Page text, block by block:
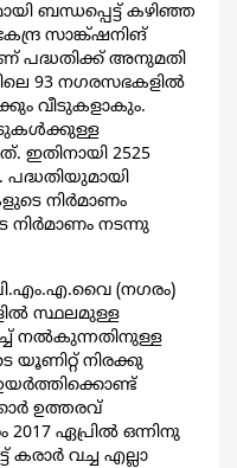
ബന്ധപ്പെട്ട് കഴിഞ്ഞ
സാങ്ക്ഷനിങ്
പദ്ധതിക്ക് അനുമതി
93 നഗരസഭകളില്‍
വീടുകളാകും.
2525
പദ്ധതിയുമായി
നിര്‍മാണം
നിര്‍മാണം നടന്നു
(നഗരം)
സ്ഥലമുള്ള
നല്‍കുന്നതിനുള്ള
നിരക്കു
ഉത്തരവ്
2017 ഏപ്രില്‍ ഒന്നിനു
കരാര്‍ വച്ച എല്ലാ